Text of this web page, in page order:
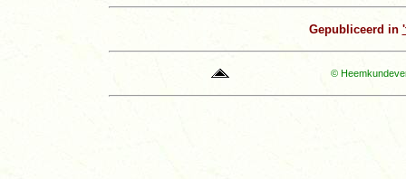
Gepubliceerd in
©